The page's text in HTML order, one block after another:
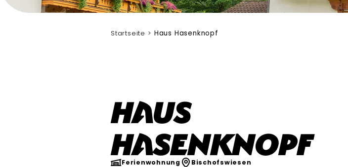
Startseite Haus Hasenknopf
Haus
Hasenknopf
Ferienwohnung Bischofswiesen